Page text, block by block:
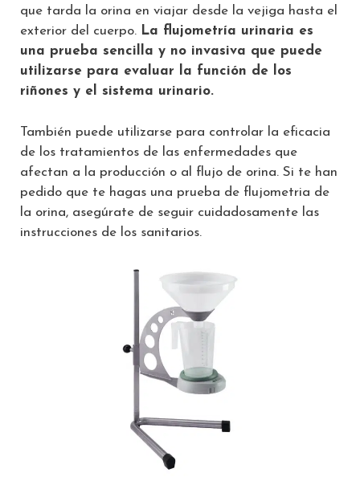
que tarda la orina en viajar desde la vejiga hasta el
exterior del cuerpo. La flujometría urinaria es
una prueba sencilla y no invasiva que puede
utilizarse para evaluar la función de los
riñones y el sistema urinario.
También puede utilizarse para controlar la eficacia
de los tratamientos de las enfermedades que
afectan a la producción o al flujo de orina. Si te han
pedido que te hagas una prueba de flujometria de
la orina, asegúrate de seguir cuidadosamente las
instrucciones de los sanitarios.